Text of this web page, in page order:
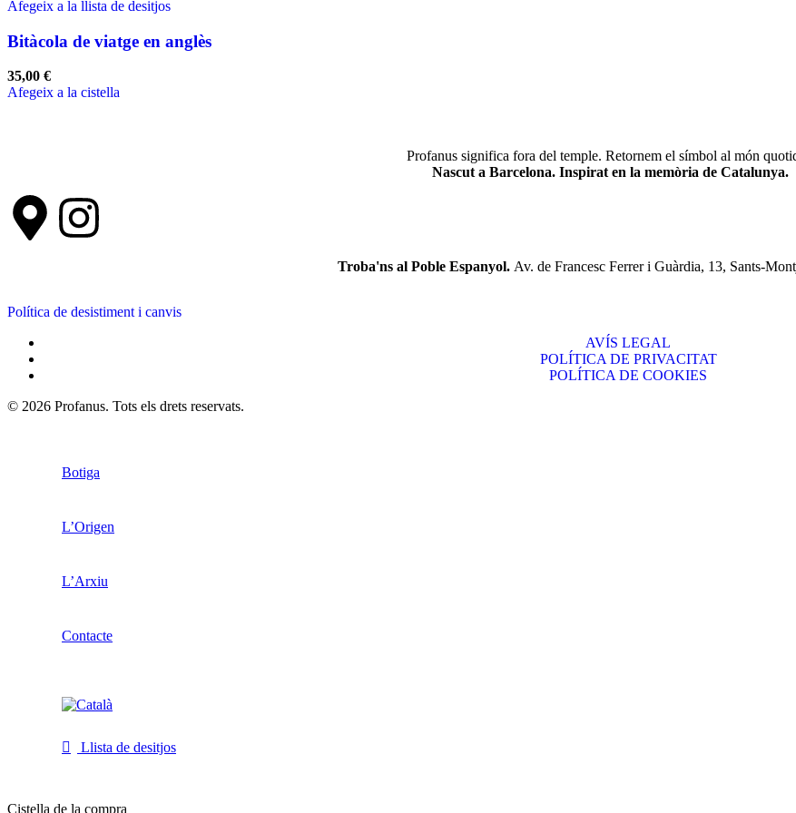
Afegeix a la llista de desitjos
Bitàcola de viatge en anglès
35,00 €
Afegeix a la cistella
Profanus significa fora del temple. Retornem el símbol al món
Nascut a Barcelona. Inspirat en la memòria de Catalunya.
Troba'ns al Poble Espanyol. Av. de Francesc Ferrer i Guàrdia, 13, Sants-
Política de desistiment i canvis
AVÍS LEGAL
POLÍTICA DE PRIVACITAT
POLÍTICA DE COOKIES
© 2026 Profanus. Tots els drets reservats.
Botiga
L’Origen
L’Arxiu
Contacte
Llista de desitjos
Cistella de la compra